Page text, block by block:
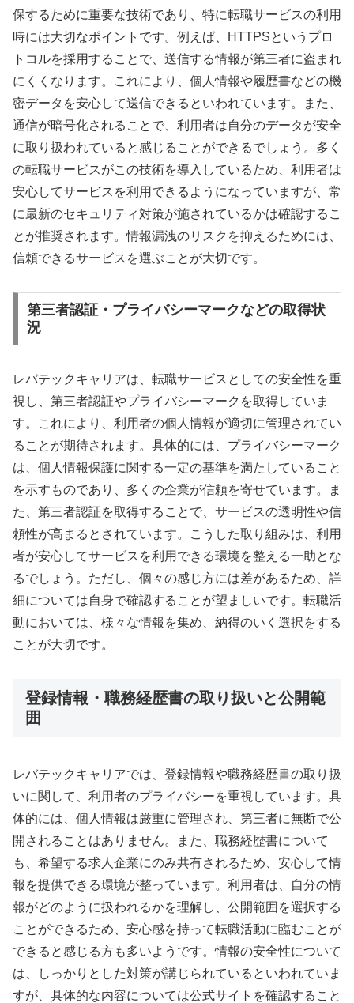
保するために重要な技術であり、特に転職サービスの利用
時には大切なポイントです。例えば、HTTPSというプロ
トコルを採用することで、送信する情報が第三者に盗まれ
にくくなります。これにより、個人情報や履歴書などの機
密データを安心して送信できるといわれています。また、
通信が暗号化されることで、利用者は自分のデータが安全
に取り扱われていると感じることができるでしょう。多く
の転職サービスがこの技術を導入しているため、利用者は
安心してサービスを利用できるようになっていますが、常
に最新のセキュリティ対策が施されているかは確認するこ
とが推奨されます。情報漏洩のリスクを抑えるためには、
信頼できるサービスを選ぶことが大切です。
第三者認証・プライバシーマークなどの取得状
況
レバテックキャリアは、転職サービスとしての安全性を重
視し、第三者認証やプライバシーマークを取得していま
す。これにより、利用者の個人情報が適切に管理されてい
ることが期待されます。具体的には、プライバシーマーク
は、個人情報保護に関する一定の基準を満たしていること
を示すものであり、多くの企業が信頼を寄せています。ま
た、第三者認証を取得することで、サービスの透明性や信
頼性が高まるとされています。こうした取り組みは、利用
者が安心してサービスを利用できる環境を整える一助とな
るでしょう。ただし、個々の感じ方には差があるため、詳
細については自身で確認することが望ましいです。転職活
動においては、様々な情報を集め、納得のいく選択をする
ことが大切です。
登録情報・職務経歴書の取り扱いと公開範
囲
レバテックキャリアでは、登録情報や職務経歴書の取り扱
いに関して、利用者のプライバシーを重視しています。具
体的には、個人情報は厳重に管理され、第三者に無断で公
開されることはありません。また、職務経歴書について
も、希望する求人企業にのみ共有されるため、安心して情
報を提供できる環境が整っています。利用者は、自分の情
報がどのように扱われるかを理解し、公開範囲を選択する
ことができるため、安心感を持って転職活動に臨むことが
できると感じる方も多いようです。情報の安全性について
は、しっかりとした対策が講じられているといわれていま
すが、具体的な内容については公式サイトを確認すること